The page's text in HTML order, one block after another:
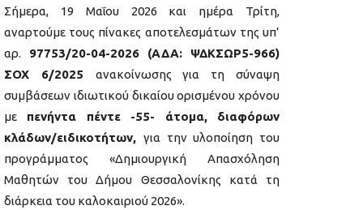
Σήμερα, 19 Μαΐου 2026 και ημέρα Τρίτη,
αναρτούμε τους πίνακες αποτελεσμάτων της υπ’
αρ. 97753/20-04-2026 (ΑΔΑ: ΨΔΚΣΩΡ5-966)
ΣΟΧ 6/2025 ανακοίνωσης για τη σύναψη
συμβάσεων ιδιωτικού δικαίου ορισμένου χρόνου
με πενήντα πέντε -55- άτομα, διαφόρων
κλάδων/ειδικοτήτων, για την υλοποίηση του
προγράμματος «Δημιουργική Απασχόληση
Μαθητών του Δήμου Θεσσαλονίκης κατά τη
διάρκεια του καλοκαιριού 2026».